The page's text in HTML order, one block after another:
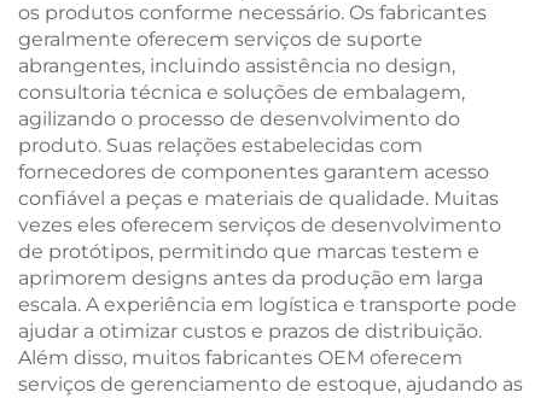
os produtos conforme necessário. Os fabricantes
geralmente oferecem serviços de suporte
abrangentes, incluindo assistência no design,
consultoria técnica e soluções de embalagem,
agilizando o processo de desenvolvimento do
produto. Suas relações estabelecidas com
fornecedores de componentes garantem acesso
confiável a peças e materiais de qualidade. Muitas
vezes eles oferecem serviços de desenvolvimento
de protótipos, permitindo que marcas testem e
aprimorem designs antes da produção em larga
escala. A experiência em logística e transporte pode
ajudar a otimizar custos e prazos de distribuição.
Além disso, muitos fabricantes OEM oferecem
serviços de gerenciamento de estoque, ajudando as